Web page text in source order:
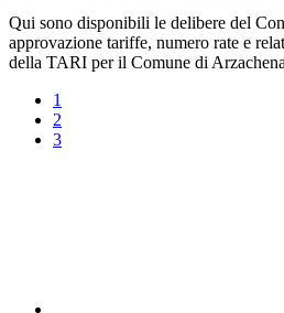
Qui sono disponibili le delibere del
approvazione tariffe, numero rate e
della TARI per il Comune di
1
2
3